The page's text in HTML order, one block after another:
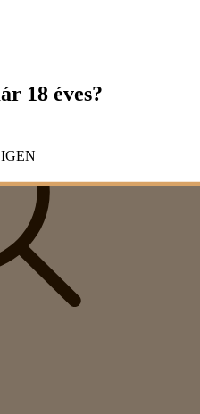
18 éves?
IGEN